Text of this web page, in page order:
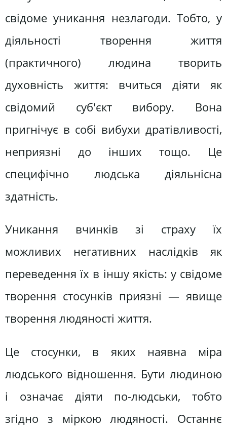
свідоме уникання незлагоди. Тобто, у
діяльності творення життя
(практичного) людина творить
духовність життя: вчиться діяти як
свідомий суб'єкт вибору. Вона
пригнічує в собі вибухи дратівливості,
неприязні до інших тощо. Це
специфічно людська діяльнісна
здатність.
Уникання вчинків зі страху їх
можливих негативних наслідків як
переведення їх в іншу якість: у свідоме
творення стосунків приязні — явище
творення людяності життя.
Це стосунки, в яких наявна міра
людського відношення. Бути людиною
і означає діяти по-людськи, тобто
згідно з міркою людяності. Останнє